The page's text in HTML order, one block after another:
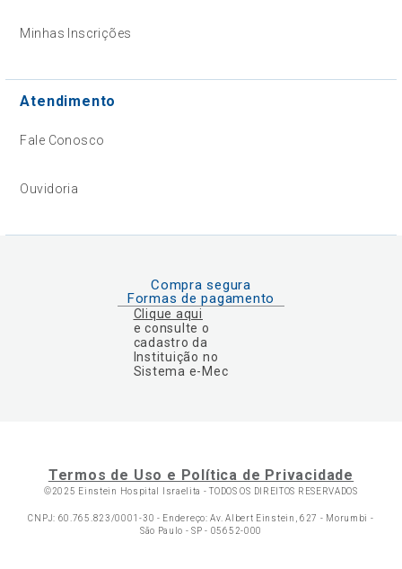
Minhas Inscrições
Atendimento
Fale Conosco
Ouvidoria
Compra segura
Formas de pagamento
Clique aqui
e consulte o
cadastro da
Instituição no
Sistema e-Mec
Termos de Uso e Política de Privacidade
©2025 Einstein Hospital Israelita -TODOS OS DIREITOS RESERVADOS
CNPJ: 60.765.823/0001-30 - Endereço: Av. Albert Einstein, 627 - Morumbi -
São Paulo - SP - 05652-000